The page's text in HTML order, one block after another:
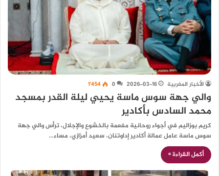
الأخبار المغربية 2026-03-16
0 1٬454
والي جهة سوس ماسة يحيي ليلة القدر بمسجد
محمد السادس بأكادير
كريم بوزاليم في أجواء روحانية مفعمة بالخشوع والإجلال، ترأس والي جهة
سوس ماسة عامل عمالة أكادير إداوتنان، سعيد أمزازي، مساء…
أكمل القراءة »